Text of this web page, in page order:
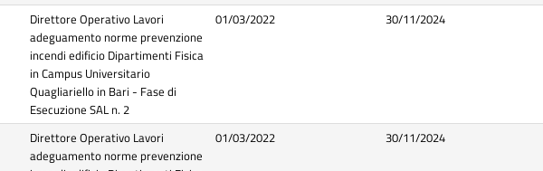
Direttore Operativo Lavori
adeguamento norme prevenzione
incendi edificio Dipartimenti Fisica
in Campus Universitario
Quagliariello in Bari - Fase di
Esecuzione SAL n. 2
01/03/2022 30/11/2024
Direttore Operativo Lavori
adeguamento norme prevenzione
01/03/2022 30/11/2024